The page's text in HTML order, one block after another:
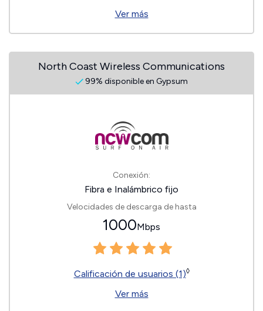
Ver más
North Coast Wireless Communications
99% disponible en Gypsum
Conexión:
Fibra e Inalámbrico fijo
Velocidades de descarga de hasta
1000Mbps
Calificación de usuarios (1)◊
Ver más